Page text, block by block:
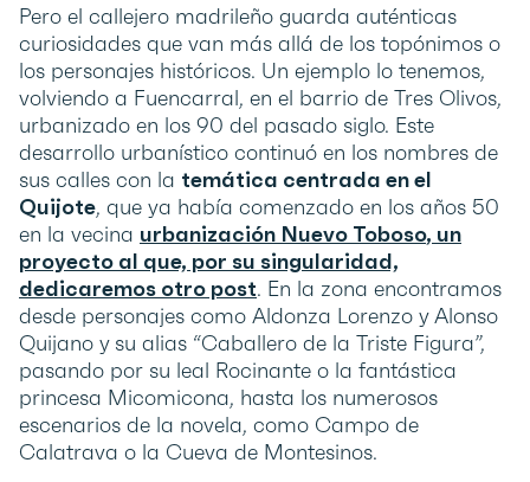
Pero el callejero madrileño guarda auténticas
curiosidades que van más allá de los topónimos o
los personajes históricos. Un ejemplo lo tenemos,
volviendo a Fuencarral, en el barrio de Tres Olivos,
urbanizado en los 90 del pasado siglo. Este
desarrollo urbanístico continuó en los nombres de
sus calles con la temática centrada en el
Quijote, que ya había comenzado en los años 50
en la vecina urbanización Nuevo Toboso, un
proyecto al que, por su singularidad,
dedicaremos otro post. En la zona encontramos
desde personajes como Aldonza Lorenzo y Alonso
Quijano y su alias “Caballero de la Triste Figura”,
pasando por su leal Rocinante o la fantástica
princesa Micomicona, hasta los numerosos
escenarios de la novela, como Campo de
Calatrava o la Cueva de Montesinos.